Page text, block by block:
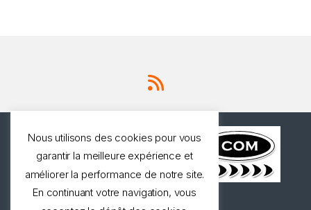
Nous utilisons des cookies pour vous
garantir la meilleure expérience et
améliorer la performance de notre site.
En continuant votre navigation, vous